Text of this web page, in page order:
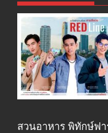
สวนอาหาร พิทักษ์ฟ